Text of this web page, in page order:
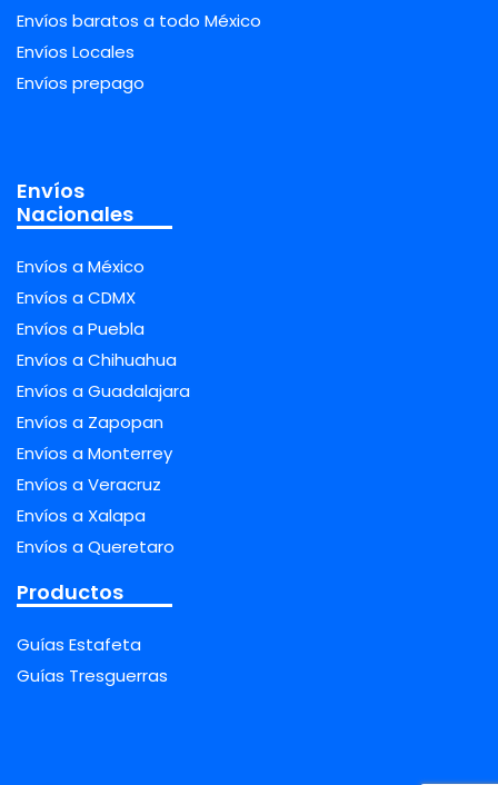
Envíos baratos a todo México
Envíos Locales
Envíos prepago
Envíos
Nacionales
Envíos a México
Envíos a CDMX
Envíos a Puebla
Envíos a Chihuahua
Envíos a Guadalajara
Envíos a Zapopan
Envíos a Monterrey
Envíos a Veracruz
Envíos a Xalapa
Envíos a Queretaro
Productos
Guías Estafeta
Guías Tresguerras